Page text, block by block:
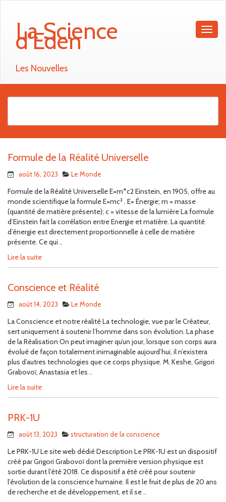
La Science
d'Eden
Les Nouvelles
Formule de la Réalité Universelle
août 16, 2023 Le Monde
Formule de la Réalité Universelle E=m*c2 Einstein, en 1905, offre au
monde scientifique la formule E=mc² . E= Énergie; m = masse
(quantité de matière présente); c = vitesse de la lumière La formule
d’Einstein fait la corrélation entre Energie et matière. La quantité
d’énergie est directement proportionnelle à celle de matière
présente. Ce qui ..
Lire la suite
Conscience et Réalité
août 14, 2023 Le Monde
La Conscience et notre réalité La technologie, vue par le Créateur,
sert uniquement à soutenir l’homme dans son évolution. La phase
de la Réalisation On peut imaginer qu’un jour, lorsque son corps aura
évolué de façon totalement inimaginable aujourd’hui, il n’existera
plus d’autres technologies que ce corps physique. M. Keshe, Grigori
Grabovoï, Anastasia et les ..
Lire la suite
PRK-1U
août 13, 2023 structuration de la conscience
Le PRK-1U Le site web dédié Description Le PRK-1U est un dispositif
créé par Grigori Grabovoï dont la première version physique est
sortie durant l’été 2018. Ce dispositif a été créé pour soutenir
l’évolution de la conscience humaine. Il est le fruit de plus de 20 ans
de recherche et de développement, et il se ..